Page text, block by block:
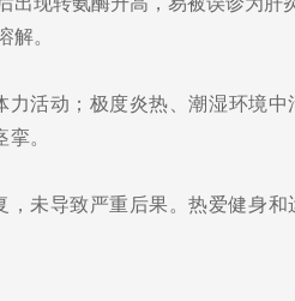
解。
力活动；极度炎热、潮湿环境
。
未导致严重后果。热爱健身